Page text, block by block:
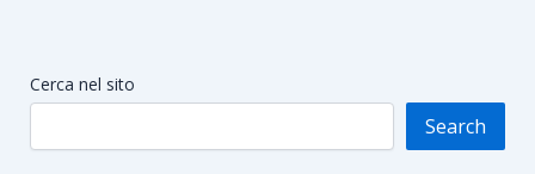
Cerca nel sito
Search